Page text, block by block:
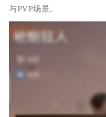
与PVP场景。